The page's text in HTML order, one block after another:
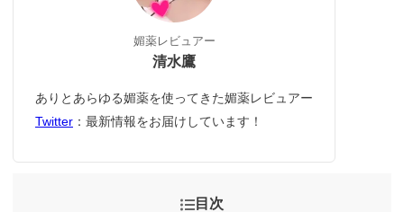
媚薬レビュアー
清水鷹
ありとあらゆる媚薬を使ってきた媚薬レビュアー
Twitter ：最新情報をお届けしています！
目次